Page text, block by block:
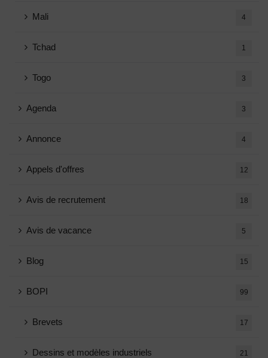
Mali 4
Tchad 1
Togo 3
Agenda 3
Annonce 4
Appels d'offres 12
Avis de recrutement 18
Avis de vacance 5
Blog 15
BOPI 99
Brevets 17
Dessins et modèles industriels 21